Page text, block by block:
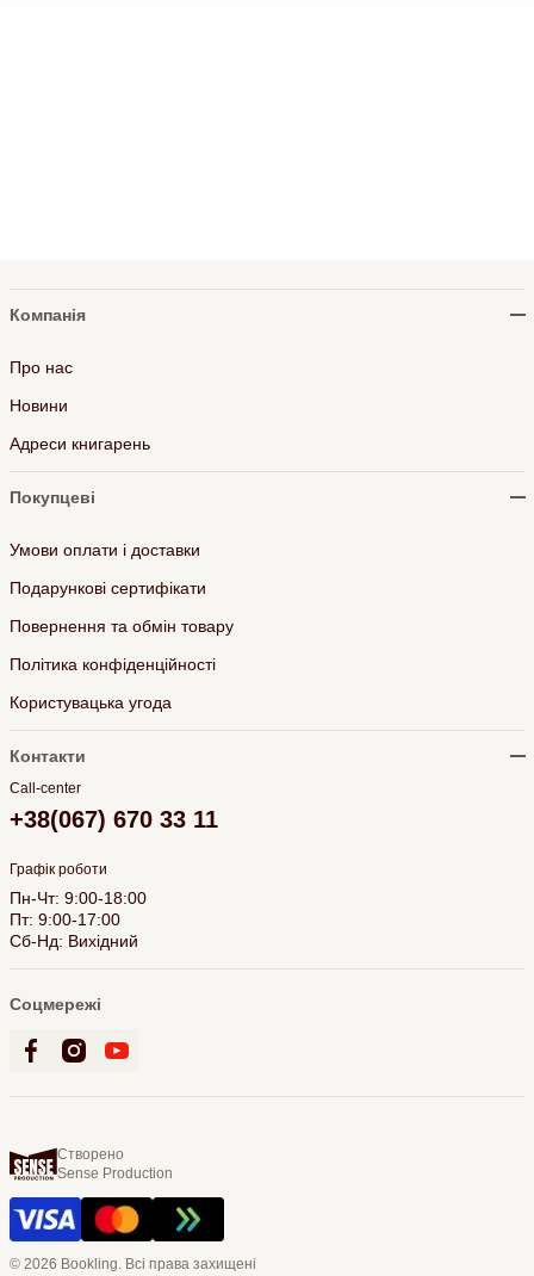
Компанія
Про нас
Новини
Адреси книгарень
Покупцеві
Умови оплати і доставки
Подарункові сертифікати
Повернення та обмін товару
Політика конфіденційності
Користувацька угода
Контакти
Call-center
+38(067) 670 33 11
Графік роботи
Пн-Чт: 9:00-18:00
Пт: 9:00-17:00
Сб-Нд: Вихідний
Соцмережі
Створено
Sense Production
© 2026 Bookling. Всі права захищені